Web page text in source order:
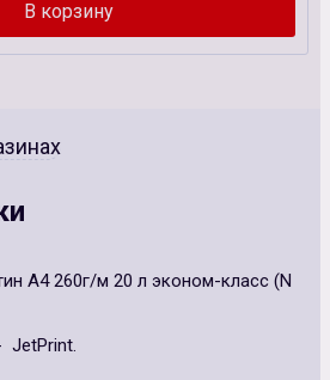
А4 260г/м 20 л эконом-класс (N
JetPrint.